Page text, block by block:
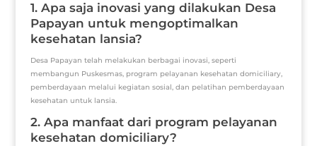
1. Apa saja inovasi yang dilakukan Desa
Papayan untuk mengoptimalkan
kesehatan lansia?
Desa Papayan telah melakukan berbagai inovasi, seperti
membangun Puskesmas, program pelayanan kesehatan domiciliary,
pemberdayaan melalui kegiatan sosial, dan pelatihan pemberdayaan
kesehatan untuk lansia.
2. Apa manfaat dari program pelayanan
kesehatan domiciliary?